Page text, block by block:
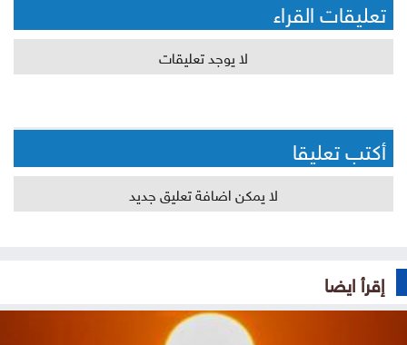
تعليقات القراء
لا يوجد تعليقات
أكتب تعليقا
لا يمكن اضافة تعليق جديد
إقرأ ايضا